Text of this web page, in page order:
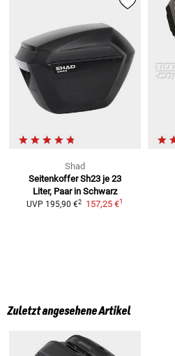
Shad
Seitenkoffer Sh23 je 23
Liter, Paar in Schwarz
UVP 195,90 €2 157,25 €1
Zuletzt angesehene Artikel